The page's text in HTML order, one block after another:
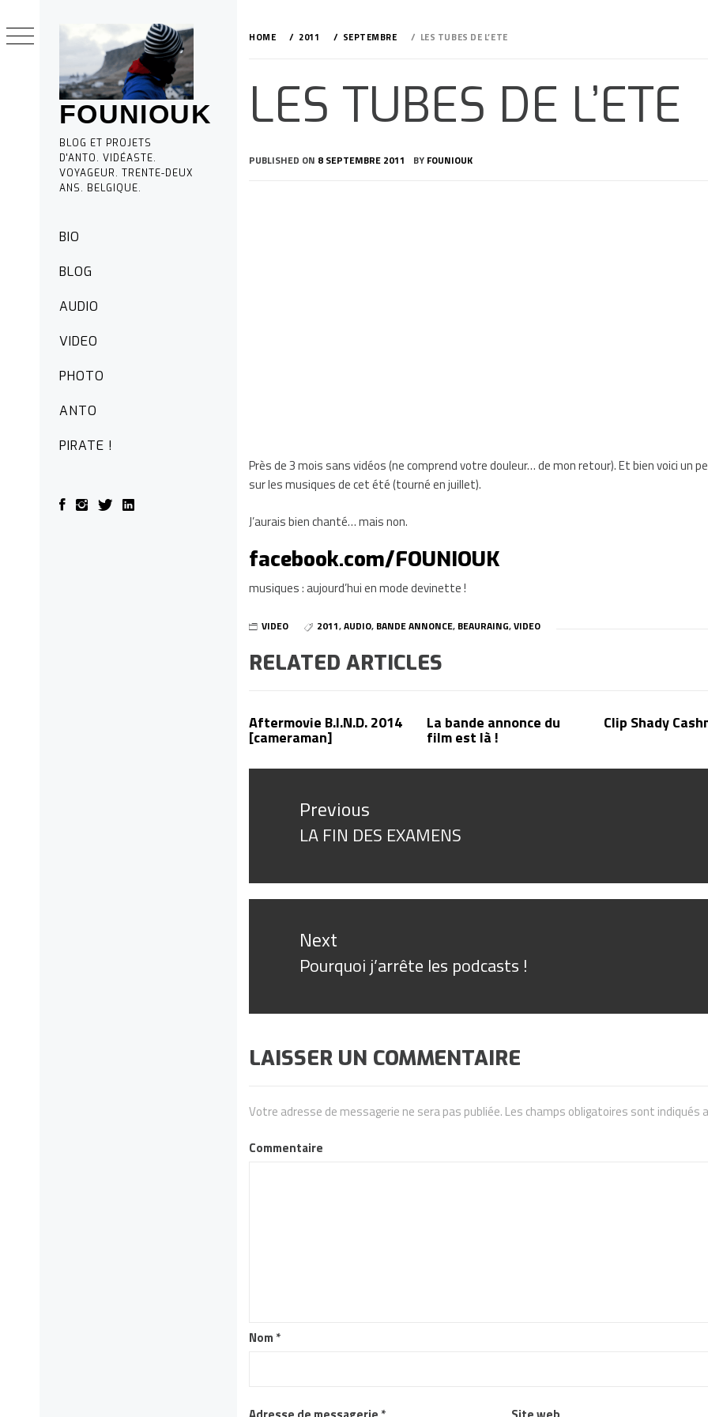
FOUNIOUK
BLOG ET PROJETS
D'ANTO. VIDÉASTE.
VOYAGEUR. TRENTE-DEUX
ANS. BELGIQUE.
Primary
Menu
BIO
BLOG
AUDIO
VIDEO
PHOTO
ANTO
PIRATE !
to
content
HOME 2011 SEPTEMBRE LES TUBES DE L’ETE
LES TUBES DE L’ETE
PUBLISHED ON 8 SEPTEMBRE 2011 BY FOUNIOUK
Près de 3 mois sans vidéos (ne comprend votre douleur… de mon retour). Et bien voici un
sur les musiques de cet été (tourné en juillet).
J’aurais bien chanté… mais non.
facebook.com/FOUNIOUK
musiques : aujourd’hui en mode devinette !
VIDEO 2011,AUDIO, BANDE ANNONCE, BEAURAING,VIDEO
RELATED ARTICLES
Aftermovie B.I.N.D. 2014
[cameraman]
La bande annonce du
film est là !
Clip Shady
l’article
Previous
Previous
LA FIN DES EXAMENS
Next
Next
Pourquoi j’arrête les podcasts !
LAISSER UN COMMENTAIRE
Votre adresse de messagerie ne sera pas publiée. Les champs obligatoires sont indiqués
Commentaire
Nom *